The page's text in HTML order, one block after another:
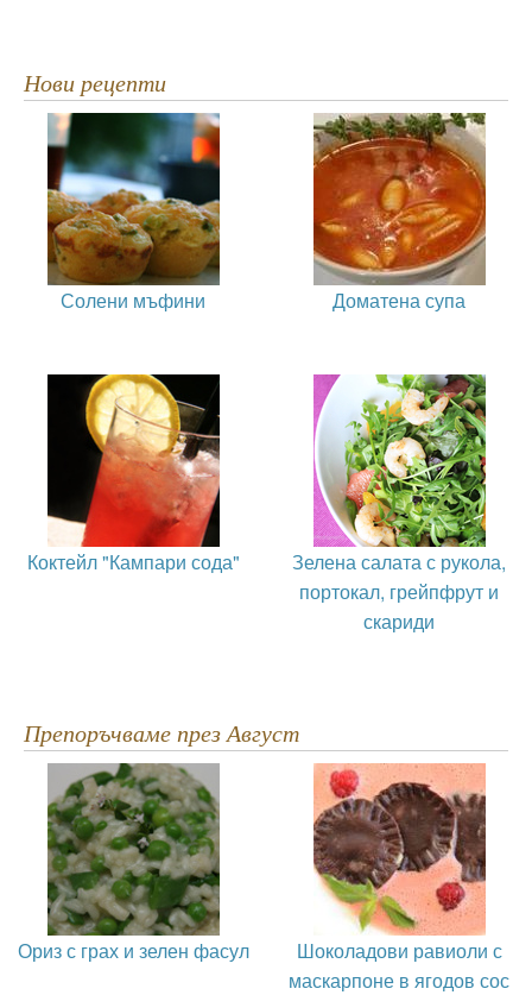
Нови рецепти
Солени мъфини Доматена супа
Коктейл "Кампари сода"
Зелена салата с рукола,
портокал, грейпфрут и
скариди
Препоръчваме през Август
Ориз с грах и зелен фасул
Шоколадови равиоли с
маскарпоне в ягодов сос